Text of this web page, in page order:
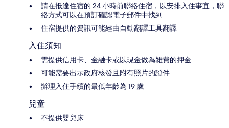
請在抵達住宿的 24 小時前聯絡住宿，以安排入住事宜，聯
絡方式可以在預訂確認電子郵件中找到
住宿提供的資訊可能經由自動翻譯工具翻譯
入住須知
需提供信用卡、金融卡或以現金做為雜費的押金
可能需要出示政府核發且附有照片的證件
辦理入住手續的最低年齡為 19 歲
兒童
不提供嬰兒床